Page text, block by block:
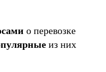
о перевозке
из них